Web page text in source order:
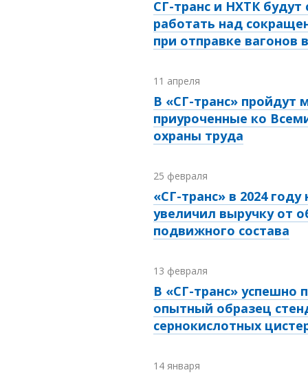
СГ-транс и НХТК будут
работать над
при отправке вагонов
11 апреля
В «СГ-транс» пройдут
приуроченные ко
охраны труда
25 февраля
«СГ-транс» в 2024 году
увеличил выручку от
подвижного состава
13 февраля
В «СГ-транс» успешно
опытный образец
сернокислотных
14 января